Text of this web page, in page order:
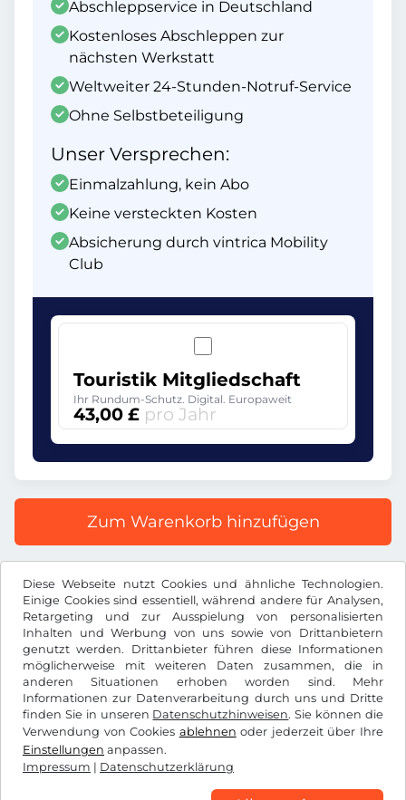
Diese Webseite nutzt Cookies und ähnliche Technologien.
Einige Cookies sind essentiell, während andere für Analysen,
Retargeting und zur Ausspielung von personalisierten
Inhalten und Werbung von uns sowie von Drittanbietern
genutzt werden. Drittanbieter führen diese Informationen
möglicherweise mit weiteren Daten zusammen, die in
anderen Situationen erhoben worden sind. Mehr
Informationen zur Datenverarbeitung durch uns und Dritte
finden Sie in unseren Datenschutzhinweisen. Sie können die
Verwendung von Cookies ablehnen oder jederzeit über Ihre
Einstellungen anpassen.
Impressum | Datenschutzerklärung
Abschleppservice in Deutschland
Kostenloses Abschleppen zur
nächsten Werkstatt
Weltweiter 24-Stunden-Notruf-Service
Ohne Selbstbeteiligung
Unser Versprechen:
Einmalzahlung, kein Abo
Keine versteckten Kosten
Absicherung durch vintrica Mobility
Club
Touristik Mitgliedschaft
Ihr Rundum-Schutz. Digital. Europaweit
43,00 £ pro Jahr
Zum Warenkorb hinzufügen
Alle Preise inkl. gesetzlicher MwSt.
£GBP
Facebook Instagram
AGB / Widerrufsrecht
Datenschutzerklärung
Impressum